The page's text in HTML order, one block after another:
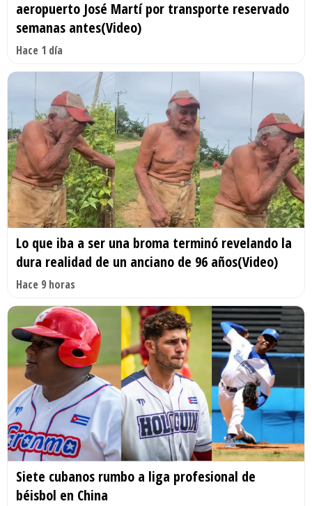
aeropuerto José Martí por transporte reservado
semanas antes(Video)
Hace 1 día
Lo que iba a ser una broma terminó revelando la
dura realidad de un anciano de 96 años(Video)
Hace 9 horas
Siete cubanos rumbo a liga profesional de
béisbol en China